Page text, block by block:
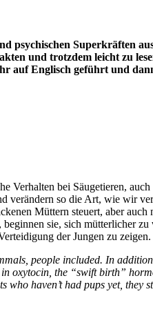
psychischen Superkräften
und trotzdem leicht zu
auf Englisch geführt und
bei Säugetieren,
so die Art, wie wir
Müttern steuert, aber
sie, sich mütterlicher
der Jungen zu zeigen.
people included. In
oxytocin, the “swift birth”
haven’t had pups yet,